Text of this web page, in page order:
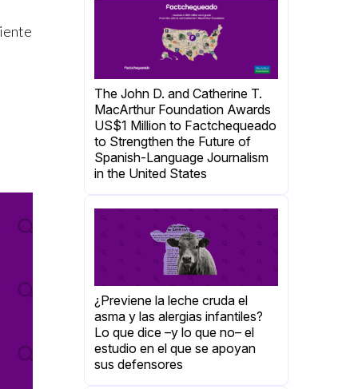
The John D. and Catherine T.
MacArthur Foundation Awards
US$1 Million to Factchequeado
to Strengthen the Future of
Spanish-Language Journalism
in the United States
¿Previene la leche cruda el
asma y las alergias infantiles?
Lo que dice –y lo que no– el
estudio en el que se apoyan
sus defensores